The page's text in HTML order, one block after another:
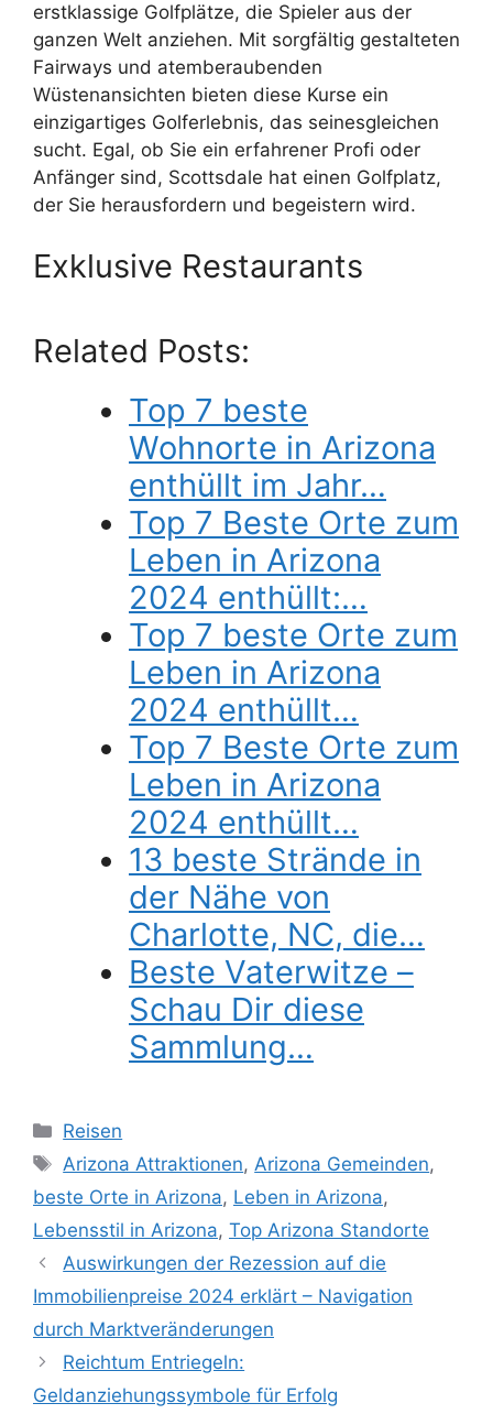
erstklassige Golfplätze, die Spieler aus der
ganzen Welt anziehen. Mit sorgfältig gestalteten
Fairways und atemberaubenden
Wüstenansichten bieten diese Kurse ein
einzigartiges Golferlebnis, das seinesgleichen
sucht. Egal, ob Sie ein erfahrener Profi oder
Anfänger sind, Scottsdale hat einen Golfplatz,
der Sie herausfordern und begeistern wird.
Exklusive Restaurants
Related Posts:
Top 7 beste
Wohnorte in Arizona
enthüllt im Jahr…
Top 7 Beste Orte zum
Leben in Arizona
2024 enthüllt:…
Top 7 beste Orte zum
Leben in Arizona
2024 enthüllt…
Top 7 Beste Orte zum
Leben in Arizona
2024 enthüllt…
13 beste Strände in
der Nähe von
Charlotte, NC, die…
Beste Vaterwitze –
Schau Dir diese
Sammlung…
Categories
Reisen
Tags
Arizona Attraktionen, Arizona Gemeinden,
beste Orte in Arizona, Leben in Arizona,
Lebensstil in Arizona, Top Arizona Standorte
Auswirkungen der Rezession auf die
Immobilienpreise 2024 erklärt – Navigation
durch Marktveränderungen
Reichtum Entriegeln:
Geldanziehungssymbole für Erfolg